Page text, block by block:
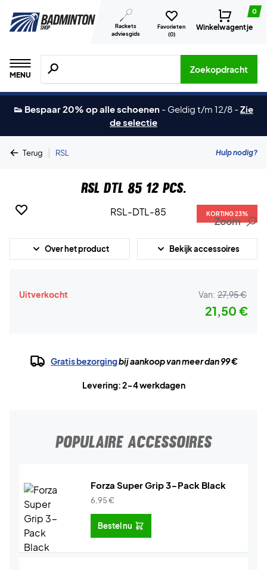
Rackets
adviesgids
Favorieten
(0)
0
Winkelwagentje
MENU
Zoeken naar producten, merken etc.
Zoekopdracht
👟 Bespaar 20% op alle schoenen - Geldig t/m 12/8 -Zie
de selectie
Terug | RSL Hulp nodig?
RSL DTL 85 12 pcs.
KORTING 23%
Zoom
Over het product Bekijk accessoires
Uitverkocht Van: 27,95 €
21,50 €
Gratis bezorgingbij aankoop van meer dan 99 €
Levering: 2-4 werkdagen
POPULAIRE ACCESSOIRES
Forza Super Grip 3-Pack Black
6,95€
Bestel nu